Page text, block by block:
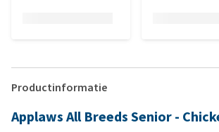
Productinformatie
Applaws All Breeds Senior -